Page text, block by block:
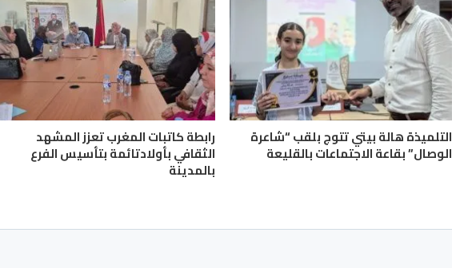
التلميذة هالة بيتي تتوج بلقب “شاعرة
الوصال” بقاعة الاجتماعات بالقليعة
رابطة كاتبات المغرب تعزز المشهد
الثقافي بأولادتائمة بتأسيس الفرع
بالمدينة